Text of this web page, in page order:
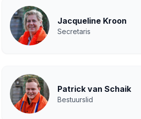
Jacqueline Kroon
Secretaris
Patrick van Schaik
Bestuurslid